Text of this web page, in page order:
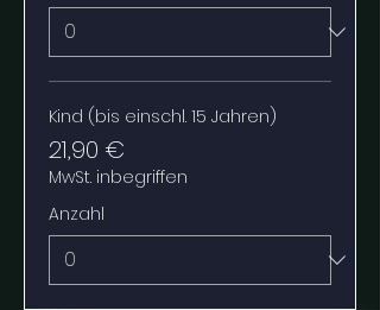
Kind (bis einschl. 15 Jahren)
21,90 €
MwSt. inbegriffen
Anzahl